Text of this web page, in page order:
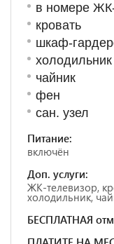
в номере
кровать
шкаф-
холодильник
чайник
фен
сан. узел
Питание:
включён
Доп. услуги:
ЖК-телевизор,
холодильник,
БЕСПЛАТНАЯ